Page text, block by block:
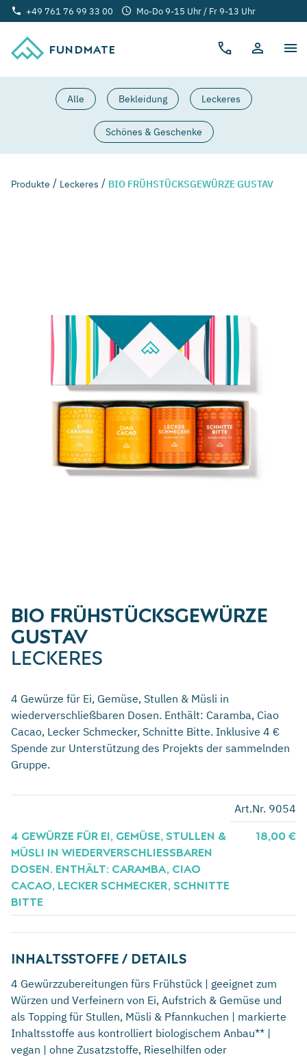
FUNDMATE
+49 761 76 99 33 00 Mo-Do 9-15 Uhr / Fr 9-13 Uhr
Alle Bekleidung Leckeres
Schönes & Geschenke
Produkte Leckeres BIO FRÜHSTÜCKSGEWÜRZE GUSTAV
BIO FRÜHSTÜCKSGEWÜRZE
GUSTAV
LECKERES
4 Gewürze für Ei, Gemüse, Stullen & Müsli in
wiederverschließbaren Dosen. Enthält: Caramba, Ciao
Cacao, Lecker Schmecker, Schnitte Bitte. Inklusive 4 €
Spende zur Unterstützung des Projekts der sammelnden
Gruppe.
Art.Nr. 9054
18,00 €
4 GEWÜRZE FÜR EI, GEMÜSE, STULLEN &
MÜSLI IN WIEDERVERSCHLIESSBAREN D
OSEN. ENTHÄLT: CARAMBA, CIAO C
ACAO, LECKER SCHMECKER, SCHNITTE B
ITTE
INHALTSSTOFFE / DETAILS
4 Gewürzzubereitungen fürs Frühstück | geeignet zum
Würzen und Verfeinern von Ei, Aufstrich & Gemüse und
als Topping für Stullen, Müsli & Pfannkuchen | markierte
Inhaltsstoffe aus kontrolliert biologischem Anbau** |
vegan | ohne Zusatzstoffe, Rieselhilfen oder